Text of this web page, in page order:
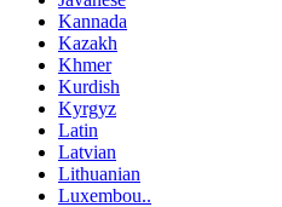
Kannada
Kazakh
Khmer
Kurdish
Kyrgyz
Latin
Latvian
Lithuanian
Luxembou..